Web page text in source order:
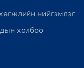
нийгэмлэг
холбоо